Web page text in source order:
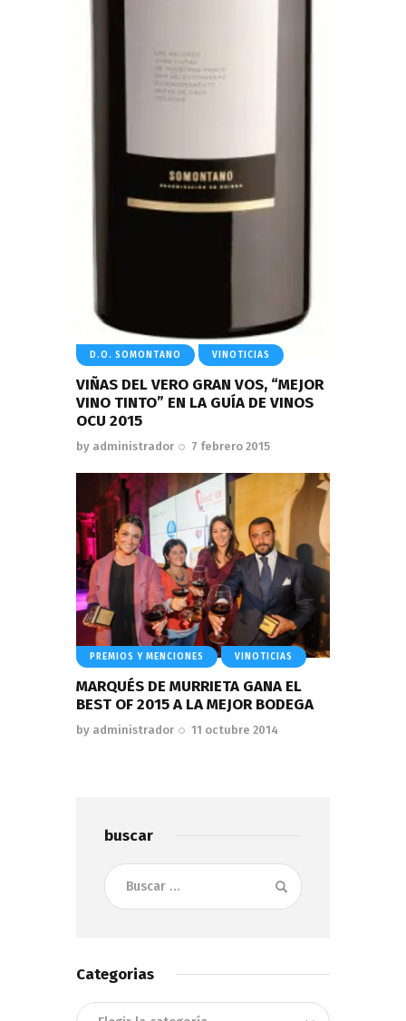
D.O. SOMONTANO VINOTICIAS
VIÑAS DEL VERO GRAN VOS, “MEJOR
VINO TINTO” EN LA GUÍA DE VINOS
OCU 2015
by administrador 7 febrero 2015
PREMIOS Y MENCIONES VINOTICIAS
MARQUÉS DE MURRIETA GANA EL
BEST OF 2015 A LA MEJOR BODEGA
by administrador 11 octubre 2014
buscar
Buscar:
Categorias
Categorias